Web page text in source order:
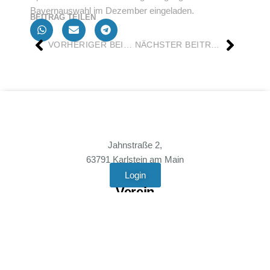
Bayernauswahl im Dezember eingeladen.
BEITRAG TEILEN
VORHERIGER BEITRAG NÄCHSTER BEITRAG
Jahnstraße 2,
63791 Karlstein am Main
Login
Verein